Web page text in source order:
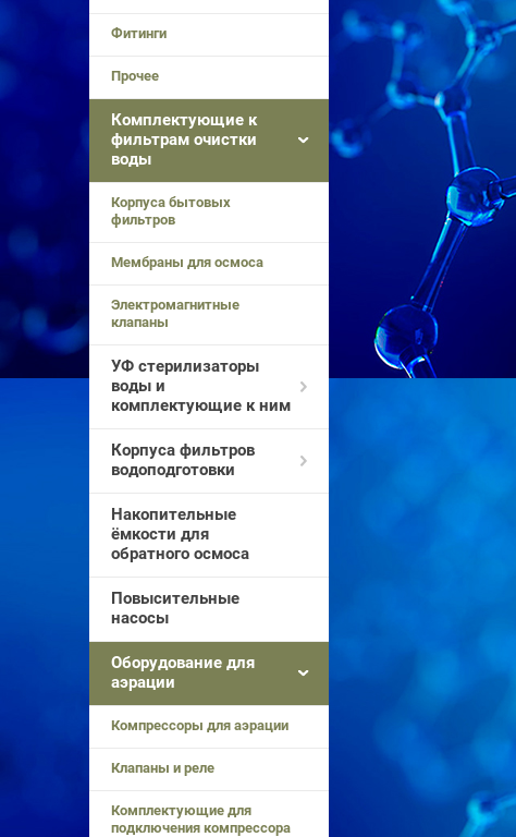
Фитинги
Прочее
Комплектующие к
фильтрам очистки
воды
Корпуса бытовых
фильтров
Мембраны для осмоса
Электромагнитные
клапаны
УФ стерилизаторы
воды и
комплектующие к ним
Корпуса фильтров
водоподготовки
Накопительные
ёмкости для
обратного осмоса
Повысительные
насосы
Оборудование для
аэрации
Компрессоры для аэрации
Клапаны и реле
Комплектующие для
подключения компрессора